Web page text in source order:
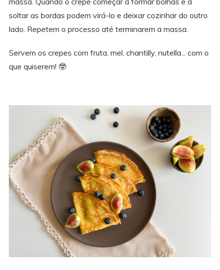
soltar as bordas podem virá-lo e deixar cozinhar do outro
lado. Repetem o processo até terminarem a massa.
Servem os crepes com fruta, mel, chantilly, nutella... com o
que quiserem! 🤓